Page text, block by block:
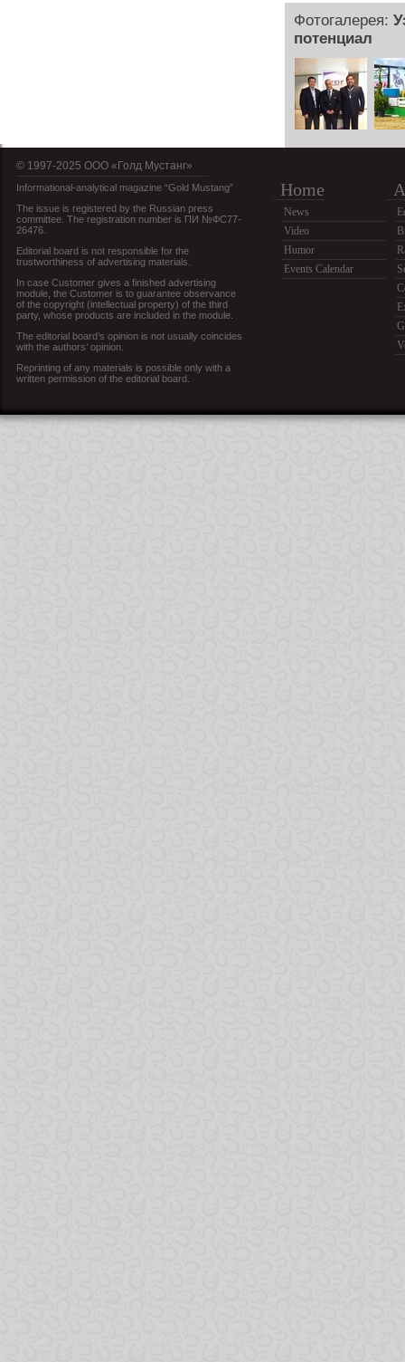
Фотогалерея:
потенциал
© 1997-2025 OOO «Голд Мустанг»
Informational-analytical magazine “Gold Mustang”
The issue is registered by the Russian press
committee. The registration number is ПИ №ФС77-
26476.
Editorial board is not responsible for the
trustworthiness of advertising materials.
In case Customer gives a finished advertising
module, the Customer is to guarantee observance
of the copyright (intellectual property) of the third
party, whose products are included in the module.
The editorial board’s opinion is not usually coincides
with the authors’ opinion.
Reprinting of any materials is possible only with a
written permission of the editorial board.
Home
News
Video
Humor
Events Calendar